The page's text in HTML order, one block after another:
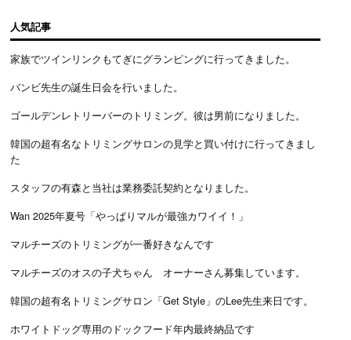
人気記事
家族でツインリンクもてぎにグランピングに行ってきました。
バンビ先生の誕生日会を行いました。
ゴールデンレトリーバーのトリミング。彼は男前になりました。
韓国の超有名なトリミングサロンの見学と買い付けに行ってきまし
た
スタッフの有森と当社は業務委託契約となりました。
Wan 2025年夏号「やっぱりマルが最強カワイイ！」
マルチーズのトリミングが一番好きなんです
マルチーズのオスの子犬ちゃん オーナーさん募集しています。
韓国の超有名トリミングサロン「Get Style」のLee先生来日です。
ホワイトドッグ専用のドックフード年内最終納品です